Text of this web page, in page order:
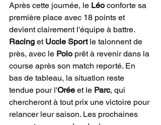
Après cette journée, le Léo conforte sa
première place avec 18 points et
devient clairement l'équipe à battre.
Racing et Uccle Sport le talonnent de
près, avec le Polo prêt à revenir dans la
course après son match reporté. En
bas de tableau, la situation reste
tendue pour l'Orée et le Parc, qui
chercheront à tout prix une victoire pour
relancer leur saison. Les prochaines